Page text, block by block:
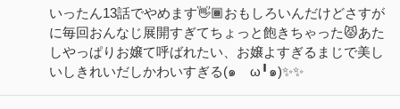
いったん13話でやめます👋🏾おもしろいんだけどさすが
に毎回おんなじ展開すぎてちょっと飽きちゃった😾あた
しやっぱりお嬢て呼ばれたい、お嬢よすぎるまじで美し
いしきれいだしかわいすぎる(๑ゝω╹๑)✨✨